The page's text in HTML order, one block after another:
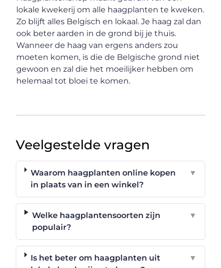
lokale kwekerij om alle haagplanten te kweken.
Zo blijft alles Belgisch en lokaal. Je haag zal dan
ook beter aarden in de grond bij je thuis.
Wanneer de haag van ergens anders zou
moeten komen, is die de Belgische grond niet
gewoon en zal die het moeilijker hebben om
helemaal tot bloei te komen.
Veelgestelde vragen
Waarom haagplanten online kopen
in plaats van in een winkel?
▼
Welke haagplantensoorten zijn
populair?
▼
Is het beter om haagplanten uit
▼